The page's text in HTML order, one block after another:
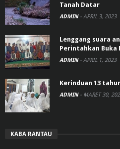
Tanah Datar
ADMIN - APRIL 3, 2023
Lenggang suara
Perintahkan Buka
ADMIN - APRIL 1, 2023
Kerinduan 13
ADMIN - MARET 30,
KABA RANTAU